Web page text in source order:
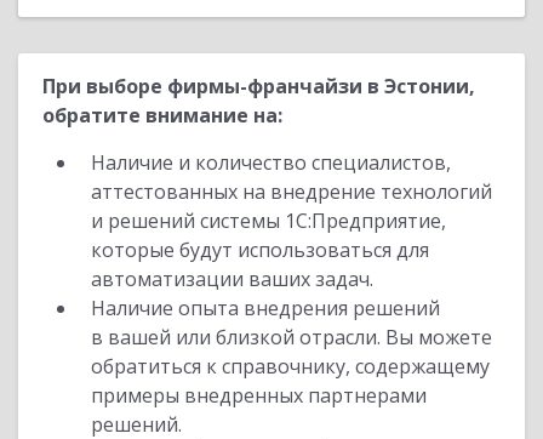
При выборе фирмы-франчайзи в Эстонии,
обратите внимание на:
Наличие и количество специалистов,
аттестованных на внедрение технологий
и решений системы 1С:Предприятие,
которые будут использоваться для
автоматизации ваших задач.
Наличие опыта внедрения решений
в вашей или близкой отрасли. Вы можете
обратиться к справочнику, содержащему
примеры внедренных партнерами
решений.